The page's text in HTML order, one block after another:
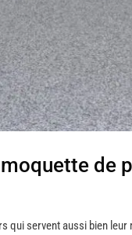
de
servent aussi bien